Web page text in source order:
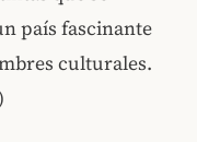
país fascinante
culturales.